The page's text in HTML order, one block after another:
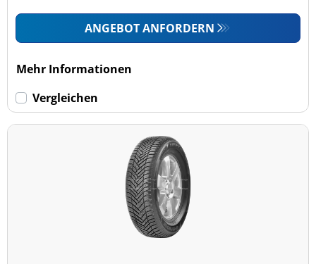
ANGEBOT ANFORDERN
Mehr Informationen
Vergleichen